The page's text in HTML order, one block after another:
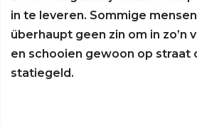
in te leveren. Sommige
überhaupt geen zin om in zo’n
en schooien gewoon op straat
statiegeld.